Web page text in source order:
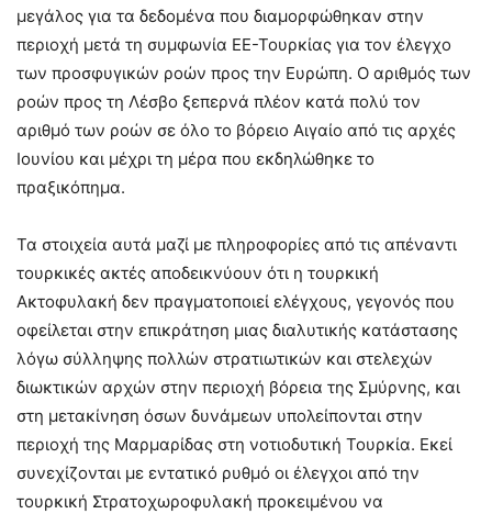
μεγάλος για τα δεδομένα που διαμορφώθηκαν στην
περιοχή μετά τη συμφωνία ΕΕ-Τουρκίας για τον έλεγχο
των προσφυγικών ροών προς την Ευρώπη. Ο αριθμός των
ροών προς τη Λέσβο ξεπερνά πλέον κατά πολύ τον
αριθμό των ροών σε όλο το βόρειο Αιγαίο από τις αρχές
Ιουνίου και μέχρι τη μέρα που εκδηλώθηκε το
πραξικόπημα.
Τα στοιχεία αυτά μαζί με πληροφορίες από τις απέναντι
τουρκικές ακτές αποδεικνύουν ότι η τουρκική
Ακτοφυλακή δεν πραγματοποιεί ελέγχους, γεγονός που
οφείλεται στην επικράτηση μιας διαλυτικής κατάστασης
λόγω σύλληψης πολλών στρατιωτικών και στελεχών
διωκτικών αρχών στην περιοχή βόρεια της Σμύρνης, και
στη μετακίνηση όσων δυνάμεων υπολείπονται στην
περιοχή της Μαρμαρίδας στη νοτιοδυτική Τουρκία. Εκεί
συνεχίζονται με εντατικό ρυθμό οι έλεγχοι από την
τουρκική Στρατοχωροφυλακή προκειμένου να